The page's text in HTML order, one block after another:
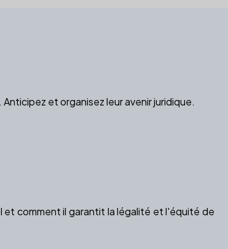
et organisez leur avenir juridique.
et comment il garantit la légalité et l'équité de